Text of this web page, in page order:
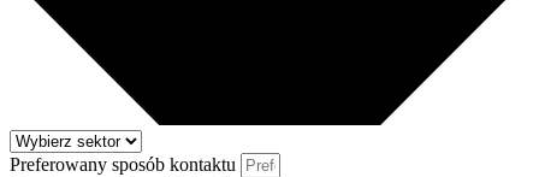
Preferowany sposób kontaktu